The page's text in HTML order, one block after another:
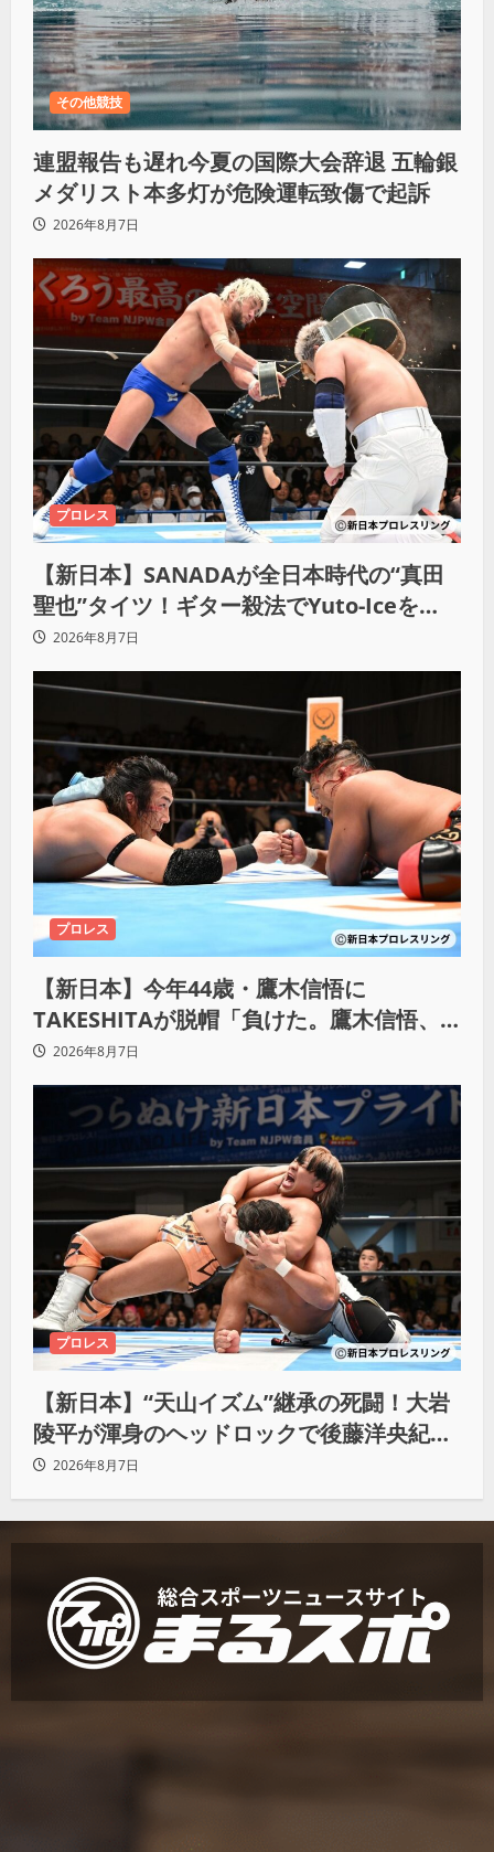
その他競技
連盟報告も遅れ今夏の国際大会辞退 五輪銀
メダリスト本多灯が危険運転致傷で起訴
2026年8月7日
プロレス
【新日本】SANADAが全日本時代の“真田
聖也”タイツ！ギター殺法でYuto-Iceを
KO「俺と闘う時は考えろ。感じるな」
2026年8月7日
プロレス
【新日本】今年44歳・鷹木信悟に
TAKESHITAが脱帽「負けた。鷹木信悟、
強いわ！」
2026年8月7日
プロレス
【新日本】“天山イズム”継承の死闘！大岩
陵平が渾身のヘッドロックで後藤洋央紀か
らタップ奪取 執念の「リベンジ＆4勝目」
2026年8月7日